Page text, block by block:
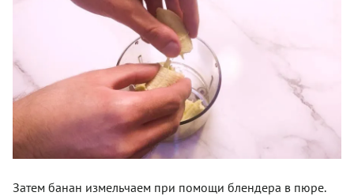
Затем банан измельчаем при помощи блендера в пюре.